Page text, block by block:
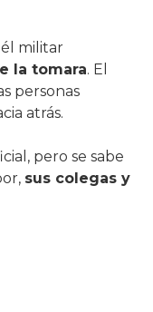
militar
la tomara. El
personas
atrás.
pero se sabe
sus colegas y